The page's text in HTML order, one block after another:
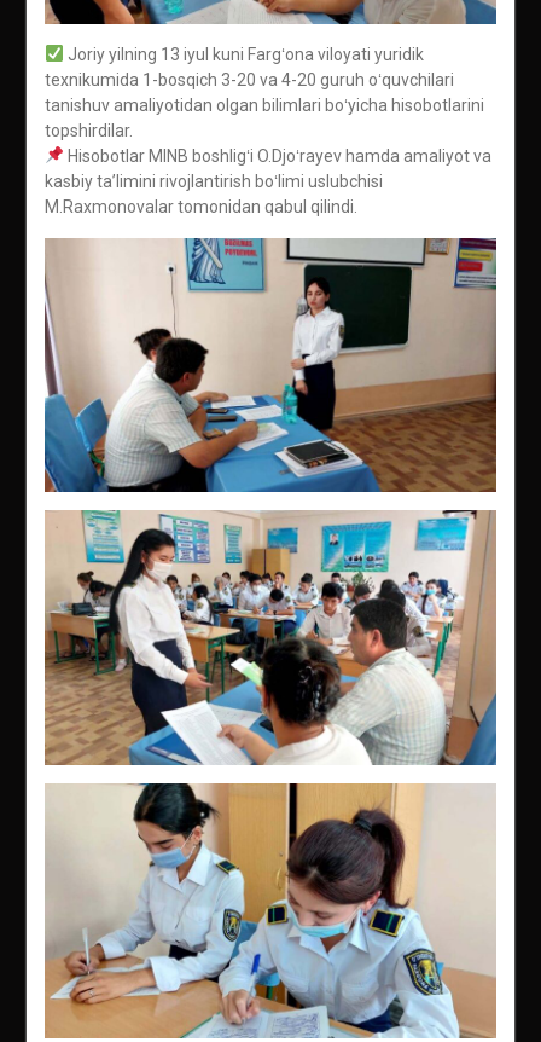
Joriy yilning 13 iyul kuni Fargʻona viloyati yuridik
texnikumida 1-bosqich 3-20 va 4-20 guruh oʻquvchilari
tanishuv amaliyotidan olgan bilimlari boʻyicha hisobotlarini
topshirdilar.
Hisobotlar MINB boshligʻi O.Djoʻrayev hamda amaliyot va
kasbiy taʼlimini rivojlantirish boʻlimi uslubchisi
M.Raxmonovalar tomonidan qabul qilindi.